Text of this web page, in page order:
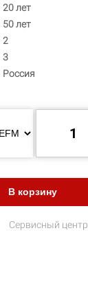
20 лет
50 лет
2
3
Россия
Сервисный центр